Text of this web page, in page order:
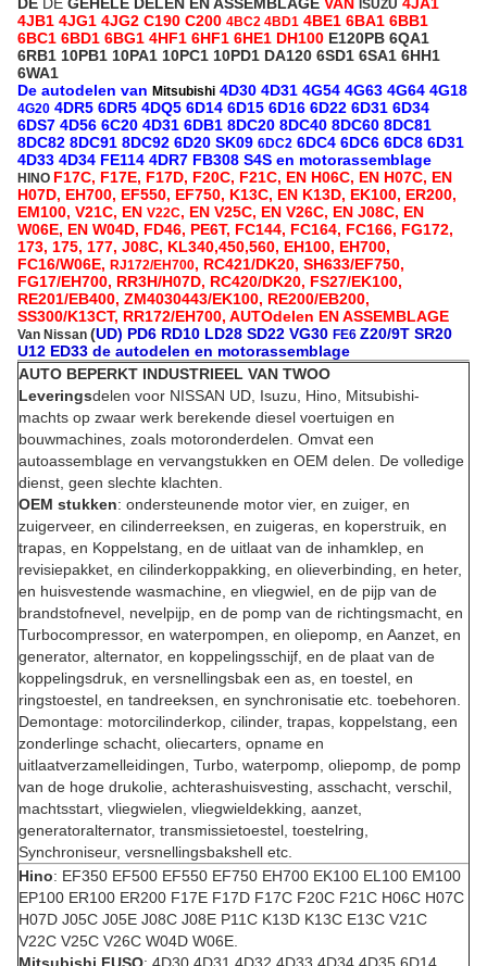
ISUZU
4JB1 4JG1 4JG2 C190 C200 4BC2 4BD1 4BE1 6BA1 6BB1
6BC1 6BD1 6BG1 4HF1 6HF1 6HE1 DH100 E120PB 6QA1
6RB1 10PB1 10PA1 10PC1 10PD1 DA120 6SD1 6SA1 6HH1
6WA1
De autodelen van Mitsubishi 4D30 4D31 4G54 4G63 4G64 4G18
4G20 4DR5 6DR5 4DQ5 6D14 6D15 6D16 6D22 6D31 6D34
6DS7 4D56 6C20 4D31 6DB1 8DC20 8DC40 8DC60 8DC81
8DC82 8DC91 8DC92 6D20 SK09 6DC2 6DC4 6DC6 6DC8 6D31
4D33 4D34 FE114 4DR7 FB308 S4S en motorassemblage
HINO F17C, F17E, F17D, F20C, F21C, EN H06C, EN H07C, EN
H07D, EH700, EF550, EF750, K13C, EN K13D, EK100, ER200,
EM100, V21C, EN V22C, EN V25C, EN V26C, EN J08C, EN
W06E, EN W04D, FD46, PE6T, FC144, FC164, FC166, FG172,
173, 175, 177, J08C, KL340,450,560, EH100, EH700,
FC16/W06E, RJ172/EH700, RC421/DK20, SH633/EF750,
FG17/EH700, RR3H/H07D, RC420/DK20, FS27/EK100,
RE201/EB400, ZM4030443/EK100, RE200/EB200,
SS300/K13CT, RR172/EH700, AUTOdelen EN ASSEMBLAGE
Van Nissan (UD) PD6 RD10 LD28 SD22 VG30 FE6 Z20/9T SR20
U12 ED33 de autodelen en motorassemblage
AUTO BEPERKT INDUSTRIEEL VAN TWOO
Leveringsdelen voor NISSAN UD, Isuzu, Hino, Mitsubishi-
machts op zwaar werk berekende diesel voertuigen en
bouwmachines, zoals motoronderdelen. Omvat een
autoassemblage en vervangstukken en OEM delen. De volledige
dienst, geen slechte klachten.
OEM stukken: ondersteunende motor vier, en zuiger, en
zuigerveer, en cilinderreeksen, en zuigeras, en koperstruik, en
trapas, en Koppelstang, en de uitlaat van de inhamklep, en
revisiepakket, en cilinderkoppakking, en olieverbinding, en heter,
en huisvestende wasmachine, en vliegwiel, en de pijp van de
brandstofnevel, nevelpijp, en de pomp van de richtingsmacht, en
Turbocompressor, en waterpompen, en oliepomp, en Aanzet, en
generator, alternator, en koppelingsschijf, en de plaat van de
koppelingsdruk, en versnellingsbak een as, en toestel, en
ringstoestel, en tandreeksen, en synchronisatie etc. toebehoren.
Demontage: motorcilinderkop, cilinder, trapas, koppelstang, een
zonderlinge schacht, oliecarters, opname en
uitlaatverzamelleidingen, Turbo, waterpomp, oliepomp, de pomp
van de hoge drukolie, achterashuisvesting, asschacht, verschil,
machtsstart, vliegwielen, vliegwieldekking, aanzet,
generatoralternator, transmissietoestel, toestelring,
Synchroniseur, versnellingsbakshell etc.
Hino: EF350 EF500 EF550 EF750 EH700 EK100 EL100 EM100
EP100 ER100 ER200 F17E F17D F17C F20C F21C H06C H07C
H07D J05C J05E J08C J08E P11C K13D K13C E13C V21C
V22C V25C V26C W04D W06E.